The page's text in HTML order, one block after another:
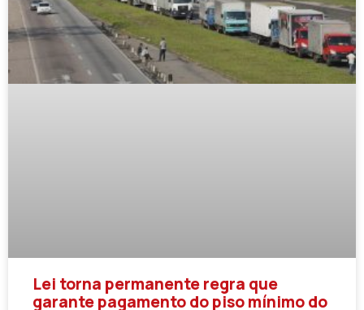
Lei torna permanente regra que
garante pagamento do piso mínimo do